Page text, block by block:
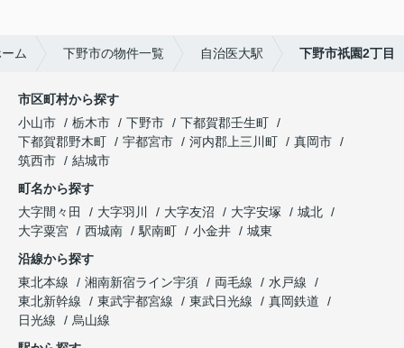
ム 下野市の物件一覧 自治医大駅 下野市祇園2丁目
市区町村から探す
小山市
栃木市 下野市
下都賀郡壬生町
下都賀郡野木町
宇都宮市 河内郡上三川町
真岡市
筑西市
結城市
町名から探す
大字間々田
大字羽川 大字友沼 大字安塚
城北
大字粟宮
西城南 駅南町 小金井
城東
沿線から探す
東北本線
湘南新宿ライン宇須 両毛線
水戸線
東北新幹線
東武宇都宮線 東武日光線
真岡鉄道
日光線
烏山線